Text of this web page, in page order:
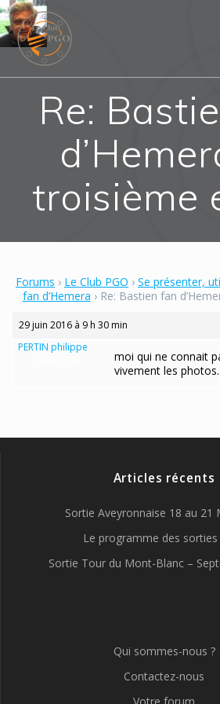
Re:
troisième
Forums › Le Club PGO › Se présenter,
fan d’Hemera › Re: Bastien fan
29 juin 2016 à 9 h 30 min
PERTIN philippe
moi qui ne connait
vivement les
Articles récents
Sortie Aveyronnaise 18 au 21
Le programme des sorties
Sortie Tour du Mont-Blanc –
Qui sommes-nous ?
Contactez-nous